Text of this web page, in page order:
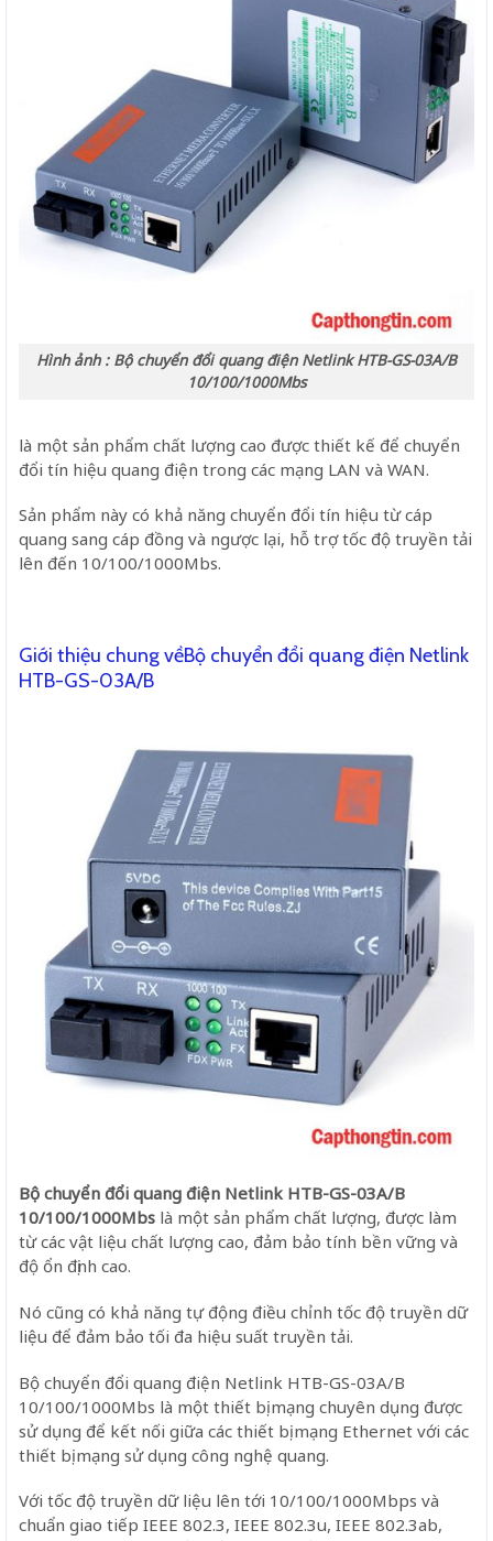
Hình ảnh : Bộ chuyển đổi quang điện Netlink HTB-GS-03A/B
10/100/1000Mbs
là một sản phẩm chất lượng cao được thiết kế để chuyển
đổi tín hiệu quang điện trong các mạng LAN và WAN.
Sản phẩm này có khả năng chuyển đổi tín hiệu từ cáp
quang sang cáp đồng và ngược lại, hỗ trợ tốc độ truyền tải
lên đến 10/100/1000Mbs.
Giới thiệu chung vềBộ chuyển đổi quang điện Netlink
HTB-GS-03A/B
Bộ chuyển đổi quang điện Netlink HTB-GS-03A/B
10/100/1000Mbs là một sản phẩm chất lượng, được làm
từ các vật liệu chất lượng cao, đảm bảo tính bền vững và
độ ổn định cao.
Nó cũng có khả năng tự động điều chỉnh tốc độ truyền dữ
liệu để đảm bảo tối đa hiệu suất truyền tải.
Bộ chuyển đổi quang điện Netlink HTB-GS-03A/B
10/100/1000Mbs là một thiết bị mạng chuyên dụng được
sử dụng để kết nối giữa các thiết bị mạng Ethernet với các
thiết bị mạng sử dụng công nghệ quang.
Với tốc độ truyền dữ liệu lên tới 10/100/1000Mbps và
chuẩn giao tiếp IEEE 802.3, IEEE 802.3u, IEEE 802.3ab,